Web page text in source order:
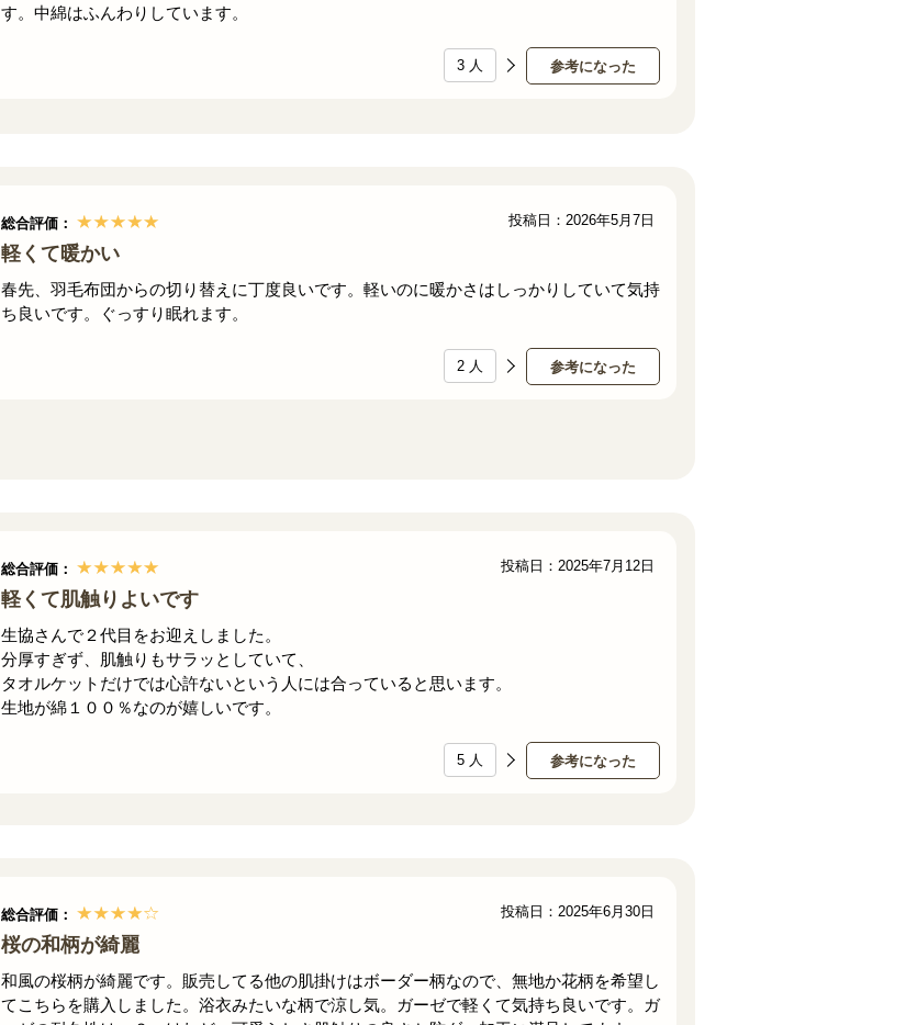
す。中綿はふんわりしています。
参考になった
3 人
総合評価：
軽くて暖かい
春先、羽毛布団からの切り替えに丁度良いです。軽いのに暖かさはしっかりしていて気持
ち良いです。ぐっすり眠れます。
参考になった
2 人
投稿日：2026年5月7日
総合評価：
軽くて肌触りよいです
生協さんで２代目をお迎えしました。
分厚すぎず、肌触りもサラッとしていて、
タオルケットだけでは心許ないという人には合っていると思います。
生地が綿１００％なのが嬉しいです。
参考になった
5 人
投稿日：2025年7月12日
総合評価：
桜の和柄が綺麗
和風の桜柄が綺麗です。販売してる他の肌掛けはボーダー柄なので、無地か花柄を希望し
てこちらを購入しました。浴衣みたいな柄で涼し気。ガーゼで軽くて気持ち良いです。ガ
投稿日：2025年6月30日